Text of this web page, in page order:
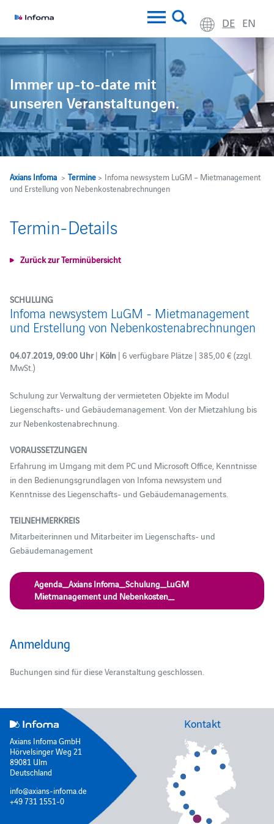
DE EN
Immer up-to-date mit
unseren Veranstaltungen.
Axians Infoma> Termine> Infoma newsystem LuGM – Mietmanagement
und Erstellung von Nebenkostenabrechnungen
Termin-Details
Zurück zur Terminübersicht
SCHULUNG
Infoma newsystem LuGM - Mietmanagement
und Erstellung von Nebenkostenabrechnungen
04.07.2019, 09:00 Uhr| Köln | 6 verfügbare Plätze | 385,00 € (zzgl.
MwSt.)
Schulung zur Verwaltung der vermieteten Objekte im Modul
Liegenschafts- und Gebäudemanagement. Von der Mietzahlung bis
zur Nebenkostenabrechnung.
VORAUSSETZUNGEN
Erfahrung im Umgang mit dem PC und Microsoft Office, Kenntnisse
in den Bedienungsgrundlagen von Infoma newsystem und
Kenntnisse des Liegenschafts- und Gebäudemanagements.
TEILNEHMERKREIS
Mitarbeiterinnen und Mitarbeiter im Liegenschafts- und
Gebäudemanagement
Agenda_Axians Infoma_Schulung_LuGM
Mietmanagement und Nebenkosten_
Anmeldung
Buchungen sind für diese Veranstaltung geschlossen.
Axians Infoma GmbH
Hörvelsinger Weg 21
89081 Ulm
Deutschland
info@axians-infoma.de
+49 731 1551-0
Kontakt